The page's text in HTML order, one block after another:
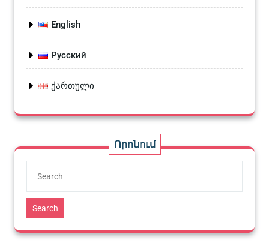
English
Русский
ქართული
Որոնում
Search